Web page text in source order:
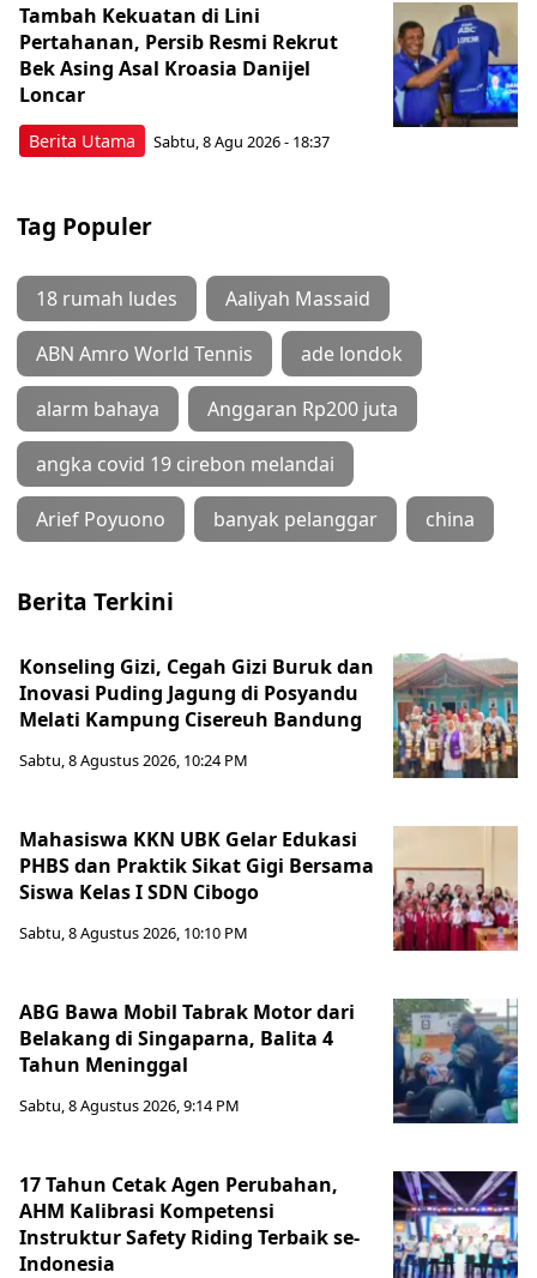
Berita Utama
Tambah Kekuatan di Lini
Pertahanan, Persib Resmi Rekrut
Bek Asing Asal Kroasia Danijel
Loncar
Sabtu, 8 Agu 2026 - 18:37
Tag Populer
18 rumah ludes Aaliyah Massaid
ABN Amro World Tennis ade londok
alarm bahaya Anggaran Rp200 juta
angka covid 19 cirebon melandai
Arief Poyuono banyak pelanggar china
Berita Terkini
Konseling Gizi, Cegah Gizi Buruk dan
Inovasi Puding Jagung di Posyandu
Melati Kampung Cisereuh Bandung
Sabtu, 8 Agustus 2026, 10:24 PM
Mahasiswa KKN UBK Gelar Edukasi
PHBS dan Praktik Sikat Gigi Bersama
Siswa Kelas I SDN Cibogo
Sabtu, 8 Agustus 2026, 10:10 PM
ABG Bawa Mobil Tabrak Motor dari
Belakang di Singaparna, Balita 4
Tahun Meninggal
Sabtu, 8 Agustus 2026, 9:14 PM
17 Tahun Cetak Agen Perubahan,
AHM Kalibrasi Kompetensi
Instruktur Safety Riding Terbaik se-
Indonesia